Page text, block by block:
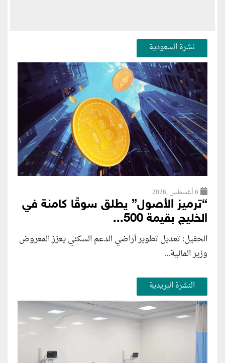
نشرة السعودية
6 أغسطس ,2026
“ترميز الأصول” يطلق سوقًا كامنة في
الخليج بقيمة 500...
الحقيل: تعديل تطوير أراضي الدعم السكني يعزز المعروض
وزير المالية...
النشرة البريدية